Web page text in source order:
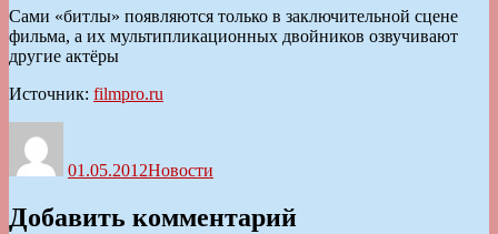
Сами «битлы» появляются только в заключительной сцене
фильма, а их мультипликационных двойников озвучивают
другие актёры
Источник: filmpro.ru
01.05.2012Новости
Добавить комментарий